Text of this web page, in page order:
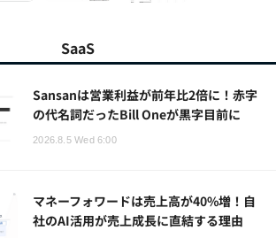
SaaS
Sansanは営業利益が前年比2倍に！赤字
の代名詞だったBill Oneが黒字目前に
2026.8.5 Wed 6:00
マネーフォワードは売上高が40%増！自
社のAI活用が売上成長に直結する理由